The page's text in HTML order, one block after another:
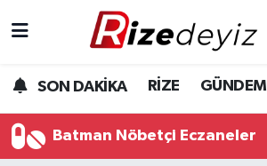
SON DAKİKA RİZE GÜNDEM
Batman Nöbetçi Eczaneler
Gündem
Yurttan Haberler
Rize Hava Durumu
Rize Trafik Yoğunluk Haritası